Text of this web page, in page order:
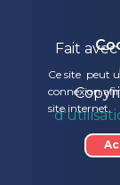
Fait
Ce site peut
connexion
site internet.